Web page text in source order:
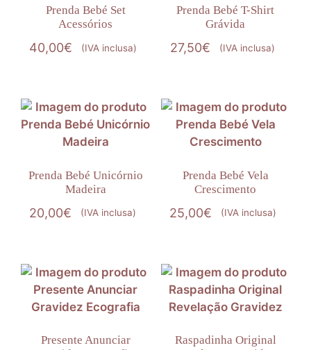
Prenda Bebé Set
Acessórios
40,00€ (IVA inclusa)
Prenda Bebé T-Shirt
Grávida
27,50€ (IVA inclusa)
Prenda Bebé Unicórnio
Madeira
20,00€ (IVA inclusa)
Prenda Bebé Vela
Crescimento
25,00€ (IVA inclusa)
Presente Anunciar
Raspadinha Original